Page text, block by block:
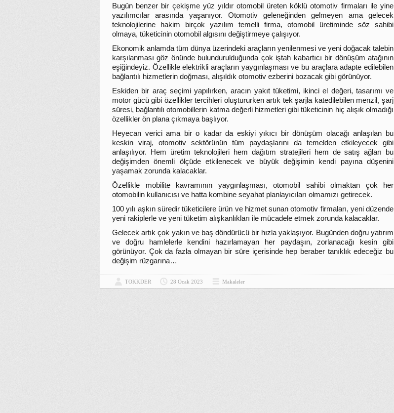
Bugün benzer bir çekişme yüz yıldır otomobil üreten köklü otomotiv firmaları ile yine
yazılımcılar arasında yaşanıyor. Otomotiv geleneğinden gelmeyen ama gelecek
teknolojilerine hakim birçok yazılım temelli firma, otomobil üretiminde söz sahibi
olmaya, tüketicinin otomobil algısını değiştirmeye çalışıyor.
Ekonomik anlamda tüm dünya üzerindeki araçların yenilenmesi ve yeni doğacak talebin
karşılanması göz önünde bulundurulduğunda çok iştah kabartıcı bir dönüşüm atağının
eşiğindeyiz. Özellikle elektrikli araçların yaygınlaşması ve bu araçlara adapte edilebilen
bağlantılı hizmetlerin doğması, alışıldık otomotiv ezberini bozacak gibi görünüyor.
Eskiden bir araç seçimi yapılırken, aracın yakıt tüketimi, ikinci el değeri, tasarımı ve
motor gücü gibi özellikler tercihleri oluştururken artık tek şarjla katedilebilen menzil, şarj
süresi, bağlantılı otomobillerin katma değerli hizmetleri gibi tüketicinin hiç alışık olmadığı
özellikler ön plana çıkmaya başlıyor.
Heyecan verici ama bir o kadar da eskiyi yıkıcı bir dönüşüm olacağı anlaşılan bu
keskin viraj, otomotiv sektörünün tüm paydaşlarını da temelden etkileyecek gibi
anlaşılıyor. Hem üretim teknolojileri hem dağıtım stratejileri hem de satış ağları bu
değişimden önemli ölçüde etkilenecek ve büyük değişimin kendi payına düşenini
yaşamak zorunda kalacaklar.
Özellikle mobilite kavramının yaygınlaşması, otomobil sahibi olmaktan çok her
otomobilin kullanıcısı ve hatta kombine seyahat planlayıcıları olmamızı getirecek.
100 yılı aşkın süredir tüketicilere ürün ve hizmet sunan otomotiv firmaları, yeni düzende
yeni rakiplerle ve yeni tüketim alışkanlıkları ile mücadele etmek zorunda kalacaklar.
Gelecek artık çok yakın ve baş döndürücü bir hızla yaklaşıyor. Bugünden doğru yatırım
ve doğru hamlelerle kendini hazırlamayan her paydaşın, zorlanacağı kesin gibi
görünüyor. Çok da fazla olmayan bir süre içerisinde hep beraber tanıklık edeceğiz bu
değişim rüzgarına…
TOKKDER 28 Ocak 2023 Makaleler